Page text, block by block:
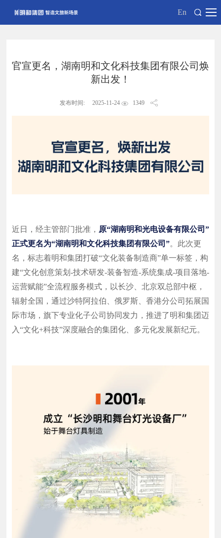
En
官宣更名，湖南明和文化科技集团有限公司焕
新出发！
发布时间: 2025-11-24 1349
近日，经主管部门批准， 原“湖南明和光电设备有限公司”
正式更名为“湖南明和文化科技集团有限公司”。此次更
名，标志着明和集团打破“文化装备制造商”单一标签，构
建“文化创意策划-技术研发-装备智造-系统集成-项目落地-
运营赋能”全流程服务模式，以长沙、北京双总部中枢，
辐射全国，通过沙特阿拉伯、俄罗斯、香港分公司拓展国
际市场，旗下专业化子公司协同发力，推进了明和集团迈
入“文化+科技”深度融合的集团化、多元化发展新纪元。